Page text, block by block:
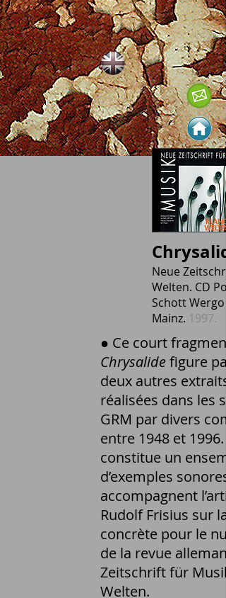
Neue
Welten. CD
Schott
Mainz. 1997.
● Ce court
Chrysalidefigure
deux autres
réalisées dans les
GRM par divers
entre 1948 et 1996.
constitue un
d’exemples
accompagnent
Rudolf Frisius sur
concrète pour le
de la revue
Zeitschrift für
Welten.